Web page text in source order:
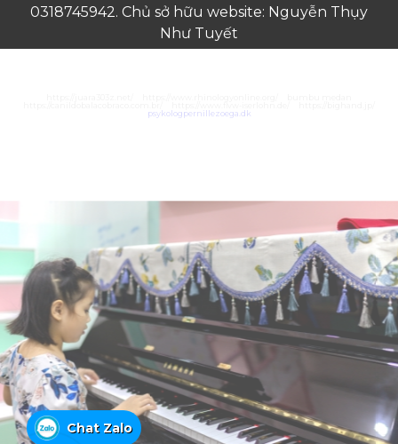
0318745942. Chủ sở hữu website: Nguyễn Thụy
Như Tuyết
Chat Zalo
psykologpernillezoega.dk